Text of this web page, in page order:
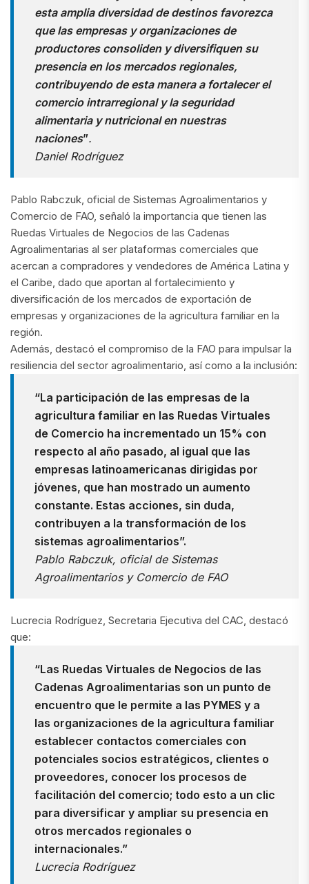
esta amplia diversidad de destinos favorezca
que las empresas y organizaciones de
productores consoliden y diversifiquen su
presencia en los mercados regionales,
contribuyendo de esta manera a fortalecer el
comercio intrarregional y la seguridad
alimentaria y nutricional en nuestras
naciones”.
Daniel Rodríguez
Pablo Rabczuk, oficial de Sistemas Agroalimentarios y
Comercio de FAO, señaló la importancia que tienen las
Ruedas Virtuales de Negocios de las Cadenas
Agroalimentarias al ser plataformas comerciales que
acercan a compradores y vendedores de América Latina y
el Caribe, dado que aportan al fortalecimiento y
diversificación de los mercados de exportación de
empresas y organizaciones de la agricultura familiar en la
región.
Además, destacó el compromiso de la FAO para impulsar la
resiliencia del sector agroalimentario, así como a la inclusión:
“La participación de las empresas de la
agricultura familiar en las Ruedas Virtuales
de Comercio ha incrementado un 15% con
respecto al año pasado, al igual que las
empresas latinoamericanas dirigidas por
jóvenes, que han mostrado un aumento
constante. Estas acciones, sin duda,
contribuyen a la transformación de los
sistemas agroalimentarios”.
Pablo Rabczuk, oficial de Sistemas
Agroalimentarios y Comercio de FAO
Lucrecia Rodríguez, Secretaria Ejecutiva del CAC, destacó
que:
“Las Ruedas Virtuales de Negocios de las
Cadenas Agroalimentarias son un punto de
encuentro que le permite a las PYMES y a
las organizaciones de la agricultura familiar
establecer contactos comerciales con
potenciales socios estratégicos, clientes o
proveedores, conocer los procesos de
facilitación del comercio; todo esto a un clic
para diversificar y ampliar su presencia en
otros mercados regionales o
internacionales.”
Lucrecia Rodríguez